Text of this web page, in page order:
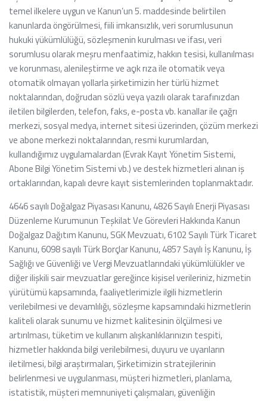
temel ilkelere uygun ve Kanun’un 5. maddesinde belirtilen
kanunlarda öngörülmesi, fiili imkansızlık, veri sorumlusunun
hukuki yükümlülüğü, sözleşmenin kurulması ve ifası, veri
sorumlusu olarak meşru menfaatimiz, hakkın tesisi, kullanılması
ve korunması, alenileştirme ve açık rıza ile otomatik veya
otomatik olmayan yollarla şirketimizin her türlü hizmet
noktalarından, doğrudan sözlü veya yazılı olarak tarafınızdan
iletilen bilgilerden, telefon, faks, e-posta vb. kanallar ile çağrı
merkezi, sosyal medya, internet sitesi üzerinden, çözüm merkezi
ve abone merkezi noktalarından, resmi kurumlardan,
kullandığımız uygulamalardan (Evrak Kayıt Yönetim Sistemi,
Abone Bilgi Yönetim Sistemi vb.) ve destek hizmetleri alınan iş
ortaklarından, kapalı devre kayıt sistemlerinden toplanmaktadır.
4646 sayılı Doğalgaz Piyasası Kanunu, 4826 Sayılı Enerji Piyasası
Düzenleme Kurumunun Teşkilat Ve Görevleri Hakkında Kanun
Doğalgaz Dağıtım Kanunu, SGK Mevzuatı, 6102 Sayılı Türk Ticaret
Kanunu, 6098 sayılı Türk Borçlar Kanunu, 4857 Sayılı İş Kanunu, İş
Sağlığı ve Güvenliği ve Vergi Mevzuatlarındaki yükümlülükler ve
diğer ilişkili sair mevzuatlar gereğince kişisel verileriniz, hizmetin
yürütümü kapsamında, faaliyetlerimizle ilgili hizmetlerin
verilebilmesi ve devamlılığı, sözleşme kapsamındaki hizmetlerin
kaliteli olarak sunumu ve hizmet kalitesinin ölçülmesi ve
artırılması, tüketim ve kullanım alışkanlıklarınızın tespiti,
hizmetler hakkında bilgi verilebilmesi, duyuru ve uyarıların
iletilmesi, bilgi araştırmaları, Şirketimizin stratejilerinin
belirlenmesi ve uygulanması, müşteri hizmetleri, planlama,
istatistik, müşteri memnuniyeti çalışmaları, güvenliğin